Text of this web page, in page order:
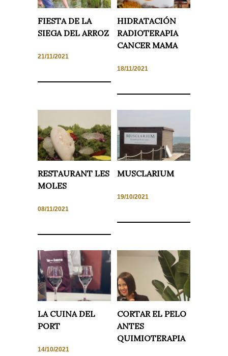
FIESTA DE LA
SIEGA DEL ARROZ
21/11/2021
HIDRATACIÓN
RADIOTERAPIA
CANCER MAMA
18/11/2021
RESTAURANT LES
MOLES
08/11/2021
MUSCLARIUM
19/10/2021
LA CUINA DEL
PORT
14/10/2021
CORTAR EL PELO
ANTES
QUIMIOTERAPIA
opcionales.
funcione la
de la web, en
se usa la
Para que
funcione lo
visita. Si
algunas
desaparecerán
de la web.
Marketing
Al compartir tus
comportamiento
nuestro sitio,
ver contenido y